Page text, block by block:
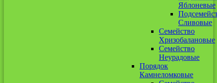
Яблоневые
Сливовые
Семейство
Хризобалановые
Семейство
Неурадовые
Порядок
Камнеломковые